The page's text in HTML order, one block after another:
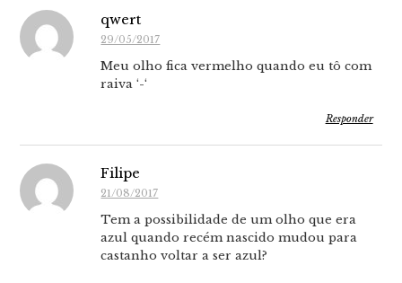
qwert
29/05/2017
Meu olho fica vermelho quando eu tô com
raiva ‘-‘
Responder
Filipe
21/08/2017
Tem a possibilidade de um olho que era
azul quando recém nascido mudou para
castanho voltar a ser azul?